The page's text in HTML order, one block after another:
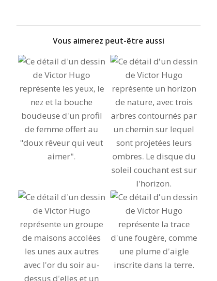
Vous aimerez peut-être aussi